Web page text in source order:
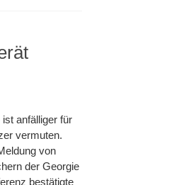
anfälliger für
vermuten.
von
der Georgie
bestätigte